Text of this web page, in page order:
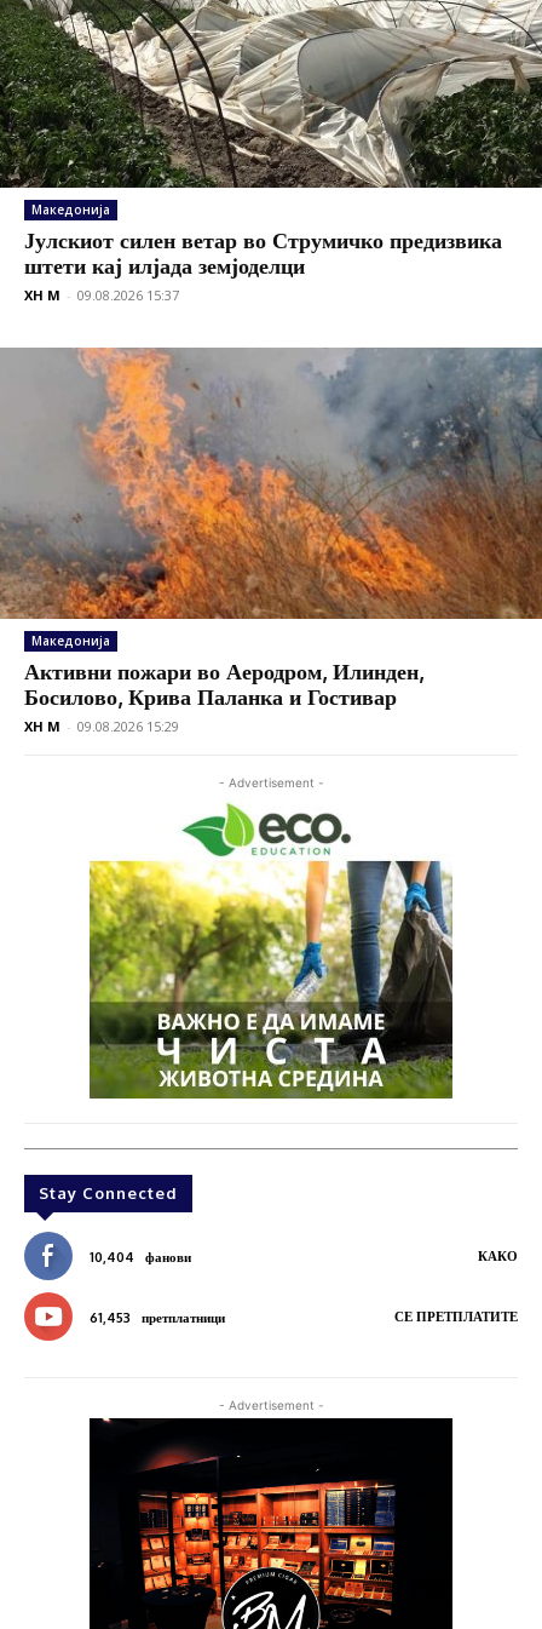
Македонија
Јулскиот силен ветар во Струмичко предизвика
штети кај илјада земјоделци
XH M - 09.08.2026 15:37
Македонија
Активни пожари во Аеродром, Илинден,
Босилово, Крива Паланка и Гостивар
XH M - 09.08.2026 15:29
- Advertisement -
Stay Connected
10,404 фанови КАКО
61,453 претплатници СЕ ПРЕТПЛАТИТЕ
- Advertisement -